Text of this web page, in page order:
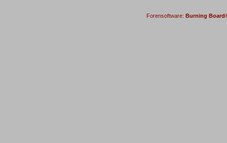
Forensoftware: Burning